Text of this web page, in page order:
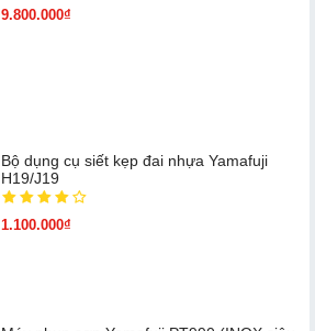
9.800.000₫
Bộ dụng cụ siết kẹp đai nhựa Yamafuji
H19/J19
1.100.000₫